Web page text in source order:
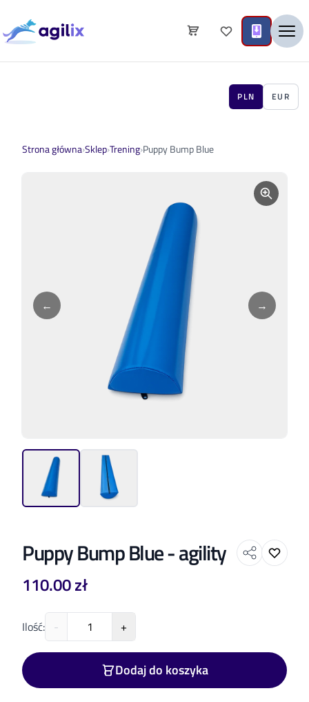
PLN EUR
Strona główna›Sklep›Trening›Puppy Bump Blue
← →
Puppy Bump Blue - agility
110.00 zł
Ilość: - +
Dodaj do koszyka